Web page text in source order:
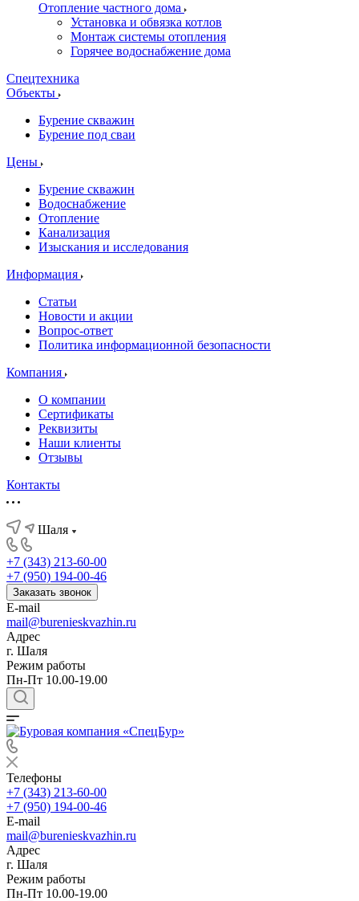
Отопление частного дома
Установка и обвязка котлов
Монтаж системы отопления
Горячее водоснабжение дома
Спецтехника
Объекты
Бурение скважин
Бурение под сваи
Цены
Бурение скважин
Водоснабжение
Отопление
Канализация
Изыскания и исследования
Информация
Статьи
Новости и акции
Вопрос-ответ
Политика информационной безопасности
Компания
О компании
Сертификаты
Реквизиты
Наши клиенты
Отзывы
Контакты
Шаля
+7 (343) 213-60-00
+7 (950) 194-00-46
Заказать звонок
E-mail
mail@burenieskvazhin.ru
Адрес
г. Шаля
Режим работы
Пн-Пт 10.00-19.00
Телефоны
+7 (343) 213-60-00
+7 (950) 194-00-46
E-mail
mail@burenieskvazhin.ru
Адрес
г. Шаля
Режим работы
Пн-Пт 10.00-19.00